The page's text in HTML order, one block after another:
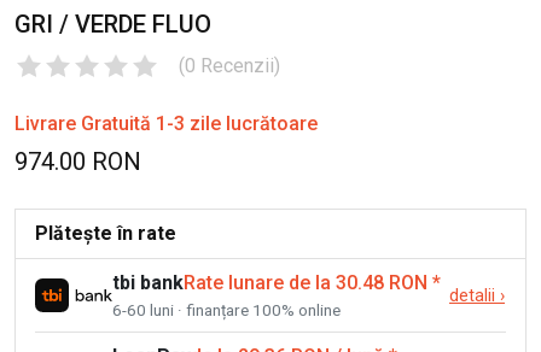
GRI / VERDE FLUO
(0 Recenzii)
Livrare Gratuită 1-3 zile lucrătoare
974.00 RON
Plătește în rate
tbi bankRate lunare de la 30.48 RON *
6-60 luni · finanțare 100% online
detalii ›